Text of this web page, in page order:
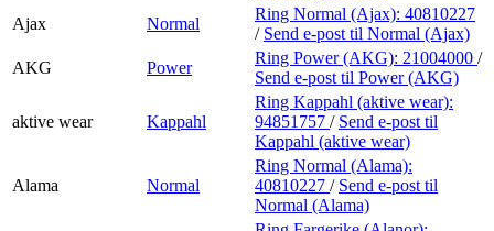
Ajax
Normal
Ring Normal (Ajax): 40810227
/ Send e-post til Normal (Ajax)
AKG
Power
Ring Power (AKG): 21004000 /
Send e-post til Power (AKG)
aktive wear Kappahl
Ring Kappahl (aktive wear):
94851757 / Send e-post til
Kappahl (aktive wear)
Alama Normal
Ring Normal (Alama):
40810227 / Send e-post til
Normal (Alama)